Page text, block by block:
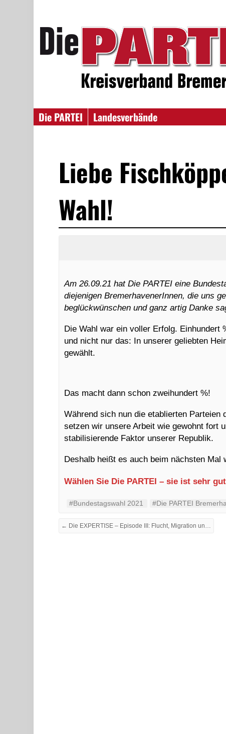
Die PARTEI
Landesverbände
Liebe
Wahl!
Am 26.09.21 hat Die PARTEI eine
diejenigen BremerhavenerInnen, die uns
beglückwünschen und ganz artig Danke
Die Wahl war ein voller Erfolg. Einhundert
und nicht nur das: In unserer geliebten
gewählt.
Das macht dann schon zweihundert %!
Während sich nun die etablierten Parteien
setzen wir unsere Arbeit wie gewohnt fort
stabilisierende Faktor unserer Republik.
Deshalb heißt es auch beim nächsten Mal
Wählen Sie Die PARTEI – sie ist sehr
#Bundestagswahl 2021 #Die PARTEI
← Die EXPERTISE – Episode III: Flucht, Migration und Integration